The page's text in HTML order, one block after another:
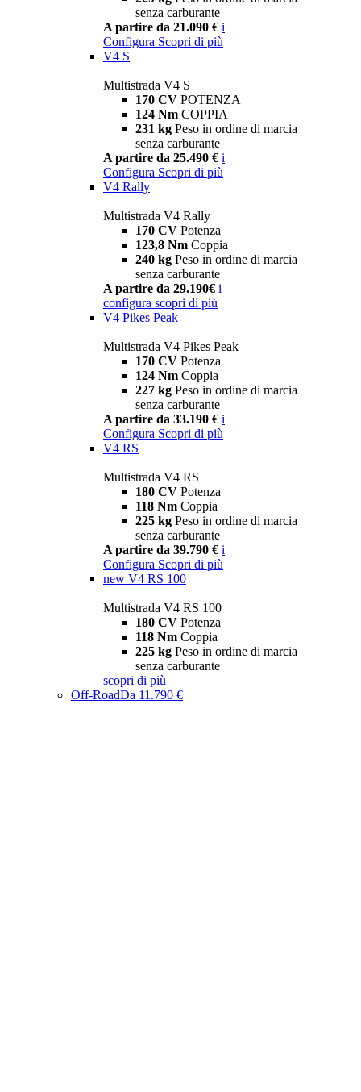
senza carburante
A partire da 21.090 € i
Configura Scopri di più
V4 S
Multistrada V4 S
170 CV POTENZA
124 Nm COPPIA
231 kg Peso in ordine di marcia
senza carburante
A partire da 25.490 € i
Configura Scopri di più
V4 Rally
Multistrada V4 Rally
170 CV Potenza
123,8 Nm Coppia
240 kg Peso in ordine di marcia
senza carburante
A partire da 29.190€ i
configura scopri di più
V4 Pikes Peak
Multistrada V4 Pikes Peak
170 CV Potenza
124 Nm Coppia
227 kg Peso in ordine di marcia
senza carburante
A partire da 33.190 € i
Configura Scopri di più
V4 RS
Multistrada V4 RS
180 CV Potenza
118 Nm Coppia
225 kg Peso in ordine di marcia
senza carburante
A partire da 39.790 € i
Configura Scopri di più
new V4 RS 100
Multistrada V4 RS 100
180 CV Potenza
118 Nm Coppia
225 kg Peso in ordine di marcia
senza carburante
scopri di più
Off-RoadDa 11.790 €